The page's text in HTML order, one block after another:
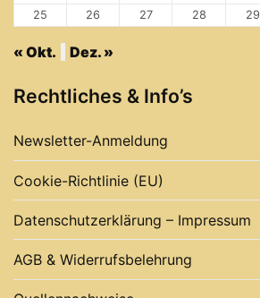
25
26 27 28 29
« Okt. Dez. »
Rechtliches & Info’s
Newsletter-Anmeldung
Cookie-Richtlinie (EU)
Datenschutzerklärung – Impressum
AGB & Widerrufsbelehrung